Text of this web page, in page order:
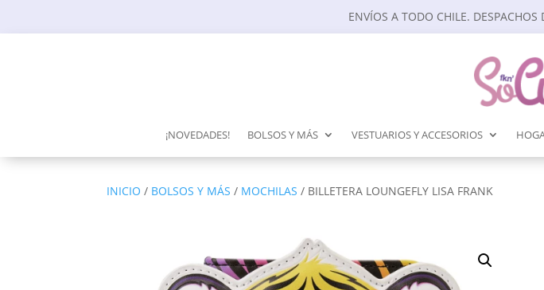
ENVÍOS A TODO CHILE.
¡NOVEDADES! BOLSOS Y MÁS VESTUARIOS Y ACCESORIOS
INICIO / BOLSOS Y MÁS / MOCHILAS / BILLETERA LOUNGEFLY LISA FRANK